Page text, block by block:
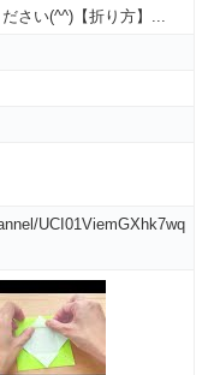
さい(^^)【折り方】...
UCI01ViemGXhk7wq